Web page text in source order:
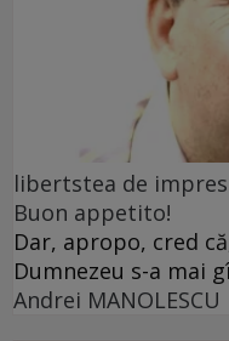
libertstea de
Buon appetito!
Dar, apropo, cred
Dumnezeu s-a mai
Andrei MANOLESCU